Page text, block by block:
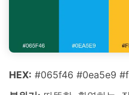
HEX: #065f46 #0ea5e9